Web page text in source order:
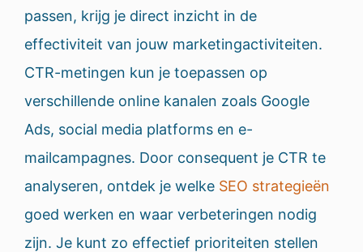
passen, krijg je direct inzicht in de
effectiviteit van jouw marketingactiviteiten.
CTR-metingen kun je toepassen op
verschillende online kanalen zoals Google
Ads, social media platforms en e-
mailcampagnes. Door consequent je CTR te
analyseren, ontdek je welke SEO strategieën
goed werken en waar verbeteringen nodig
zijn. Je kunt zo effectief prioriteiten stellen